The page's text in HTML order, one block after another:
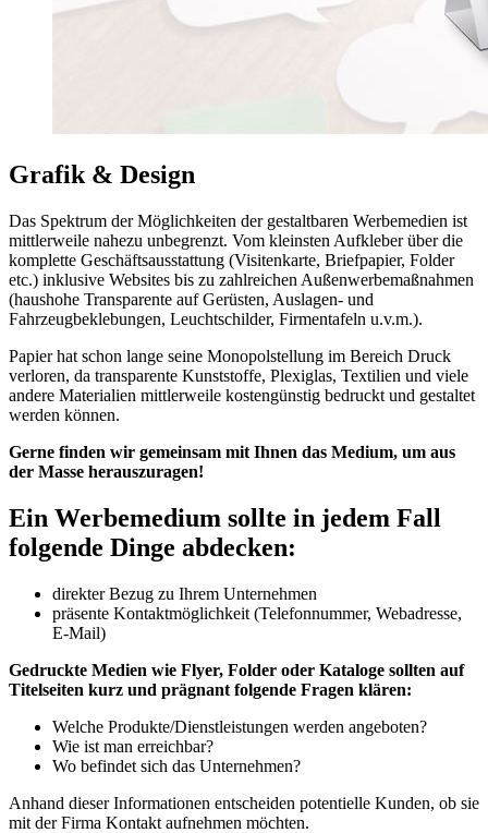
Grafik & Design
Das Spektrum der Möglichkeiten der gestaltbaren Werbemedien ist
mittlerweile nahezu unbegrenzt. Vom kleinsten Aufkleber über die
komplette Geschäftsausstattung (Visitenkarte, Briefpapier, Folder
etc.) inklusive Websites bis zu zahlreichen Außenwerbemaßnahmen
(haushohe Transparente auf Gerüsten, Auslagen- und
Fahrzeugbeklebungen, Leuchtschilder, Firmentafeln u.v.m.).
Papier hat schon lange seine Monopolstellung im Bereich Druck
verloren, da transparente Kunststoffe, Plexiglas, Textilien und viele
andere Materialien mittlerweile kostengünstig bedruckt und gestaltet
werden können.
Gerne finden wir gemeinsam mit Ihnen das Medium, um aus
der Masse herauszuragen!
Ein Werbemedium sollte in jedem Fall
folgende Dinge abdecken:
direkter Bezug zu Ihrem Unternehmen
präsente Kontaktmöglichkeit (Telefonnummer, Webadresse,
E-Mail)
Gedruckte Medien wie Flyer, Folder oder Kataloge sollten auf
Titelseiten kurz und prägnant folgende Fragen klären:
Welche Produkte/Dienstleistungen werden angeboten?
Wie ist man erreichbar?
Wo befindet sich das Unternehmen?
Anhand dieser Informationen entscheiden potentielle Kunden, ob sie
mit der Firma Kontakt aufnehmen möchten.